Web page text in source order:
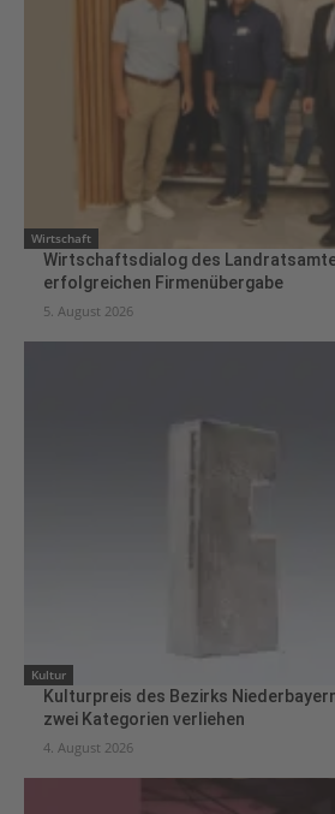
Wirtschaft
Wirtschaftsdialog des
erfolgreichen Firmenübergabe
5. August 2026
Kultur
Kulturpreis des Bezirks
zwei Kategorien verliehen
4. August 2026